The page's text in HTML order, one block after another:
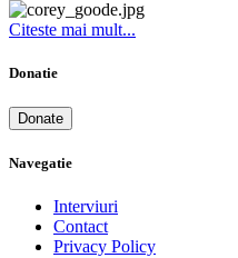
Citeste mai mult...
Donatie
Donate
Navegatie
Interviuri
Contact
Privacy Policy